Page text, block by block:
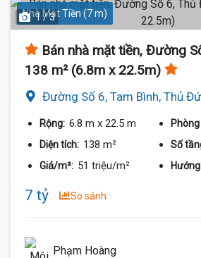
Nhà Mặt Tiền (7 m)
1 / 3
Bán nhà mặt tiền, Đường
138 m² (6.8m x 22.5m)
Đường Số 6, Tam Bình, Thủ
Rộng: 6.8 m x 22.5 m
Diện tích: 138 m² Số
Giá/m²: 51 triệu/m²
7 tỷ So sánh
Phạm Hoàng